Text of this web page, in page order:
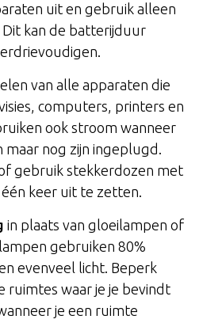
uit en gebruik alleen
kan de batterijduur
van alle apparaten die
computers, printers en
ook stroom wanneer
maar nog zijn ingeplugd.
gebruik stekkerdozen met
één keer uit te zetten.
in plaats van gloeilampen of
gebruiken 80%
evenveel licht. Beperk
ruimtes waar je je bevindt
je een ruimte